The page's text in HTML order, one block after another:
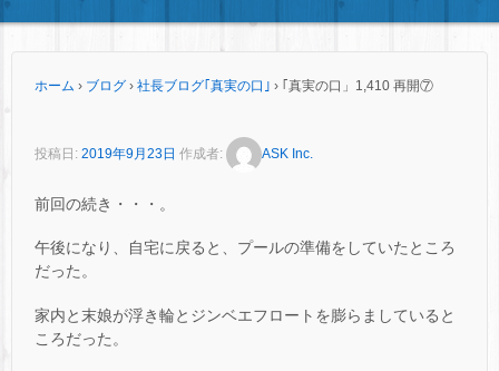
ホーム › ブログ › 社長ブログ｢真実の口｣ › ｢真実の口」1,410 再開⑦
投稿日: 2019年9月23日 作成者: ASK Inc.
前回の続き・・・。
午後になり、自宅に戻ると、プールの準備をしていたところ
だった。
家内と末娘が浮き輪とジンベエフロートを膨らましていると
ころだった。